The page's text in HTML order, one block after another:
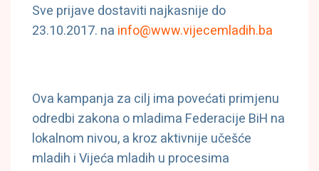
Sve prijave dostaviti najkasnije do
23.10.2017. na info@www.vijecemladih.ba
Ova kampanja za cilj ima povećati primjenu
odredbi zakona o mladima Federacije BiH na
lokalnom nivou, a kroz aktivnije učešće
mladih i Vijeća mladih u procesima